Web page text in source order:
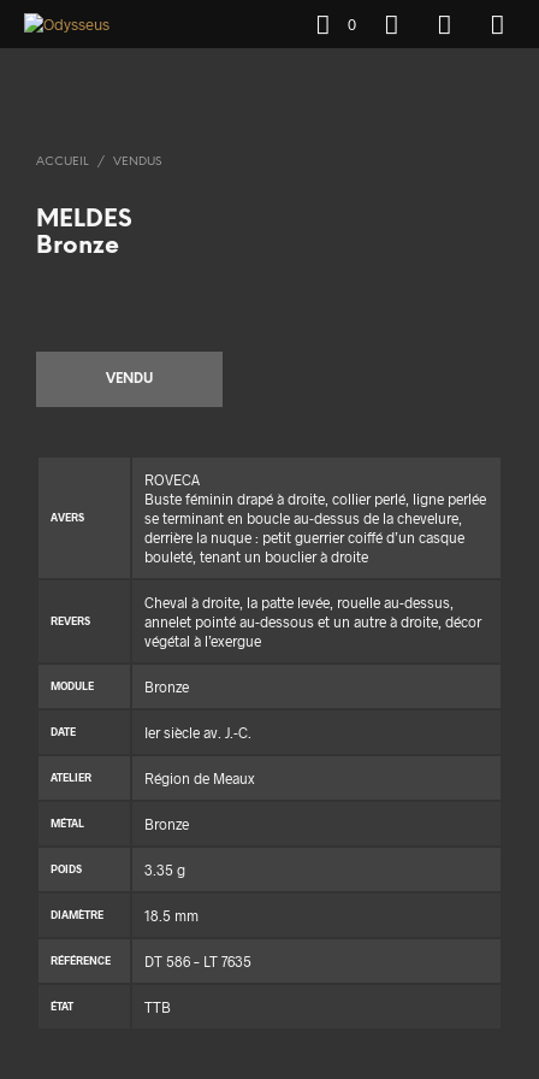
0
ACCUEIL / VENDUS
MELDES
Bronze
VENDU
AVERS
ROVECA
Buste féminin drapé à droite, collier perlé, ligne perlée
se terminant en boucle au-dessus de la chevelure,
derrière la nuque : petit guerrier coiffé d’un casque
bouleté, tenant un bouclier à droite
REVERS
Cheval à droite, la patte levée, rouelle au-dessus,
annelet pointé au-dessous et un autre à droite, décor
végétal à l’exergue
MODULE Bronze
DATE Ier siècle av. J.-C.
ATELIER Région de Meaux
MÉTAL Bronze
POIDS 3.35 g
DIAMÈTRE 18.5 mm
RÉFÉRENCE DT 586 – LT 7635
ÉTAT TTB